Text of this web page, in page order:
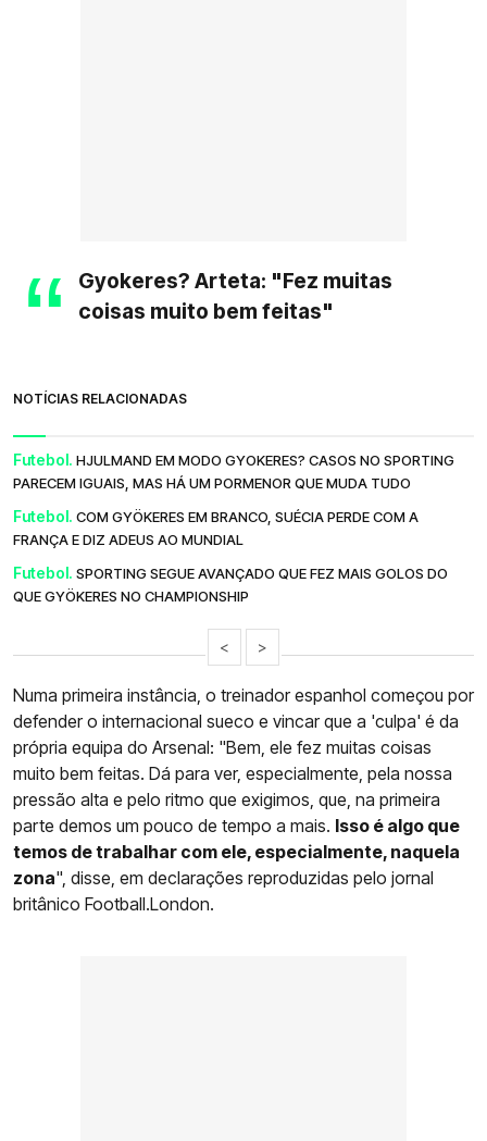
Gyokeres? Arteta: "Fez muitas
coisas muito bem feitas"
NOTÍCIAS RELACIONADAS
Futebol. HJULMAND EM MODO GYOKERES? CASOS NO SPORTING
PARECEM IGUAIS, MAS HÁ UM PORMENOR QUE MUDA TUDO
Futebol. COM GYÖKERES EM BRANCO, SUÉCIA PERDE COM A
FRANÇA E DIZ ADEUS AO MUNDIAL
Futebol. SPORTING SEGUE AVANÇADO QUE FEZ MAIS GOLOS DO
QUE GYÖKERES NO CHAMPIONSHIP
< >
Numa primeira instância, o treinador espanhol começou por
defender o internacional sueco e vincar que a 'culpa' é da
própria equipa do Arsenal: "Bem, ele fez muitas coisas
muito bem feitas. Dá para ver, especialmente, pela nossa
pressão alta e pelo ritmo que exigimos, que, na primeira
parte demos um pouco de tempo a mais. Isso é algo que
temos de trabalhar com ele, especialmente, naquela
zona", disse, em declarações reproduzidas pelo jornal
britânico Football.London.